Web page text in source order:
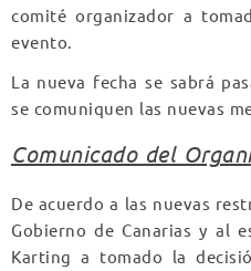
comité organizador a
evento.
La nueva fecha se sabrá
se comuniquen las nuevas
Comunicado del
De acuerdo a las nuevas
Gobierno de Canarias y al
Karting a tomado la